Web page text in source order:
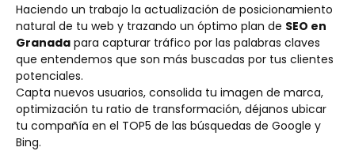
Haciendo un trabajo la actualización de posicionamiento
natural de tu web y trazando un óptimo plan de SEO en
Granada para capturar tráfico por las palabras claves
que entendemos que son más buscadas por tus clientes
potenciales.
Capta nuevos usuarios, consolida tu imagen de marca,
optimización tu ratio de transformación, déjanos ubicar
tu compañía en el TOP5 de las búsquedas de Google y
Bing.